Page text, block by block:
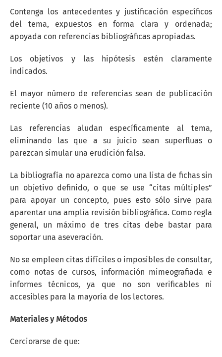
Contenga los antecedentes y justificación específicos
del tema, expuestos en forma clara y ordenada;
apoyada con referencias bibliográficas apropiadas.
Los objetivos y las hipótesis estén claramente
indicados.
El mayor número de referencias sean de publicación
reciente (10 años o menos).
Las referencias aludan específicamente al tema,
eliminando las que a su juicio sean superfluas o
parezcan simular una erudición falsa.
La bibliografía no aparezca como una lista de fichas sin
un objetivo definido, o que se use “citas múltiples”
para apoyar un concepto, pues esto sólo sirve para
aparentar una amplia revisión bibliográfica. Como regla
general, un máximo de tres citas debe bastar para
soportar una aseveración.
No se empleen citas difíciles o imposibles de consultar,
como notas de cursos, información mimeografiada e
informes técnicos, ya que no son verificables ni
accesibles para la mayoría de los lectores.
Materiales y Métodos
Cerciorarse de que: